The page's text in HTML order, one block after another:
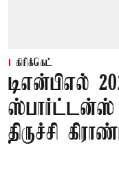
கிரிக்கெட்
டிஎன்பிஎல்
திருச்சி